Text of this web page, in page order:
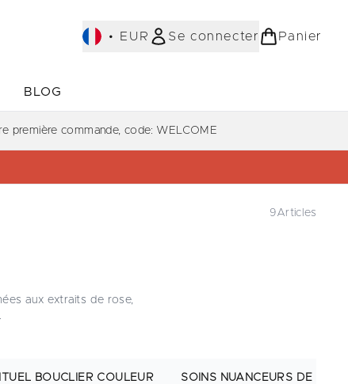
• EUR Se connecter Panier
Accédez au sous-menu (COLLECTIONS)
BLOG
première commande, code: WELCOME
9Articles
aux extraits de rose,
BOUCLIER COULEUR SOINS NUANCEURS DE